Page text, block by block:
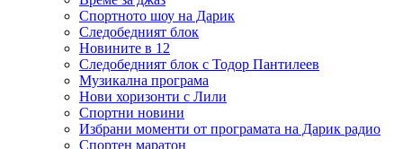
Спортното шоу на Дарик
Следобедният блок
Новините в 12
Следобедният блок с Тодор Пантилеев
Музикална програма
Нови хоризонти с Лили
Спортни новини
Избрани моменти от програмата на Дарик радио
Спортен маратон